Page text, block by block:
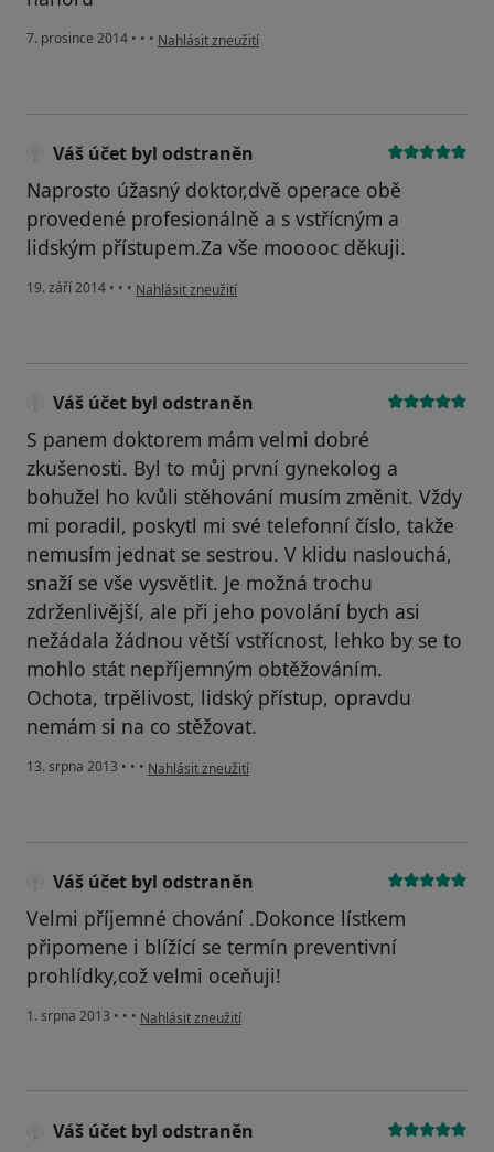
7. prosince 2014 • • • podle názoru uživatele Váš účet byl odstraněn
Nahlásit zneužití
Váš účet byl odstraněn
Naprosto úžasný doktor,dvě operace obě
provedené profesionálně a s vstřícným a
lidským přístupem.Za vše mooooc děkuji.
19. září 2014 • • • podle názoru uživatele Váš účet byl odstraněn
Nahlásit zneužití
Váš účet byl odstraněn
S panem doktorem mám velmi dobré
zkušenosti. Byl to můj první gynekolog a
bohužel ho kvůli stěhování musím změnit. Vždy
mi poradil, poskytl mi své telefonní číslo, takže
nemusím jednat se sestrou. V klidu naslouchá,
snaží se vše vysvětlit. Je možná trochu
zdrženlivější, ale při jeho povolání bych asi
nežádala žádnou větší vstřícnost, lehko by se to
mohlo stát nepříjemným obtěžováním.
Ochota, trpělivost, lidský přístup, opravdu
nemám si na co stěžovat.
13. srpna 2013 • • • podle názoru uživatele Váš účet byl odstraněn
Nahlásit zneužití
Váš účet byl odstraněn
Velmi příjemné chování .Dokonce lístkem
připomene i blížící se termín preventivní
prohlídky,což velmi oceňuji!
1. srpna 2013 • • • podle názoru uživatele Váš účet byl odstraněn
Nahlásit zneužití
Váš účet byl odstraněn